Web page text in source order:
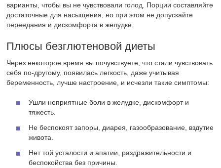
варианты, чтобы вы не чувствовали голод. Порции составляйте
достаточные для насыщения, но при этом не допускайте
переедания и дискомфорта в желудке.
Плюсы безглютеновой диеты
Через некоторое время вы почувствуете, что стали чувствовать
себя по-другому, появилась легкость, даже учитывая
беременность, лучше настроение, и исчезли такие симптомы:
Ушли неприятные боли в желудке, дискомфорт и
тяжесть.
Не беспокоят запоры, диарея, газообразование, вздутие
живота.
Нет той усталости и апатии, раздражительности и
беспокойства без причины.